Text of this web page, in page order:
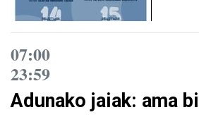
07:00
23:59
Adunako jaiak: ama